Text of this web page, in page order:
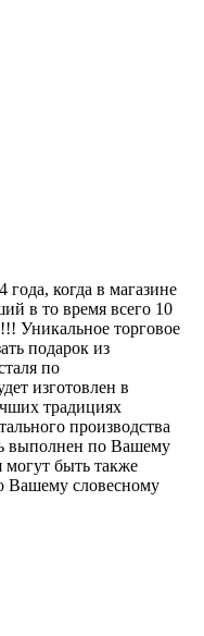
когда в магазине
в то время всего 10
Уникальное торговое
подарок из
по
изготовлен в
традициях
производства
выполнен по Вашему
могут быть также
Вашему словесному